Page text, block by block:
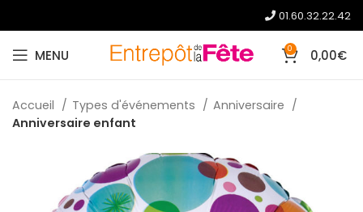
01.60.32.22.42
MENU 0 0,00€
Accueil Types d'événements
Anniversaire
Anniversaire enfant